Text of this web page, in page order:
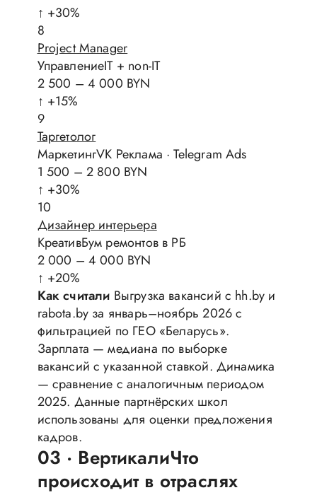
↑ +30%
8
Project Manager
УправлениеIT + non-IT
2 500 – 4 000 BYN
↑ +15%
9
Таргетолог
МаркетингVK Реклама · Telegram Ads
1 500 – 2 800 BYN
↑ +30%
10
Дизайнер интерьера
КреативБум ремонтов в РБ
2 000 – 4 000 BYN
↑ +20%
Как считали Выгрузка вакансий с hh.by и
rabota.by за январь–ноябрь 2026 с
фильтрацией по ГЕО «Беларусь».
Зарплата — медиана по выборке
вакансий с указанной ставкой. Динамика
— сравнение с аналогичным периодом
2025. Данные партнёрских школ
использованы для оценки предложения
кадров.
03 · ВертикалиЧто
происходит в отраслях